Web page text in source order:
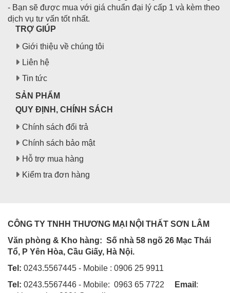
- Bạn sẽ được mua với giá chuẩn đại lý cấp 1 và kèm theo
dịch vụ tư vấn tốt nhất.
TRỢ GIÚP
Giới thiệu về chúng tôi
Liên hệ
Tin tức
SẢN PHẨM
QUY ĐỊNH, CHÍNH SÁCH
Chính sách đổi trả
Chính sách bảo mật
Hỗ trợ mua hàng
Kiểm tra đơn hàng
CÔNG TY TNHH THƯƠNG MẠI NỘI THẤT SƠN LÂM
Văn phòng & Kho hàng: Số nhà 58 ngõ 26 Mạc Thái
Tổ, P Yên Hòa, Cầu Giấy, Hà Nội.
Tel: 0243.5567445 - Mobile : 0906 25 9911
Tel: 0243.5567446 - Mobile: 0963 65 7722 Email :